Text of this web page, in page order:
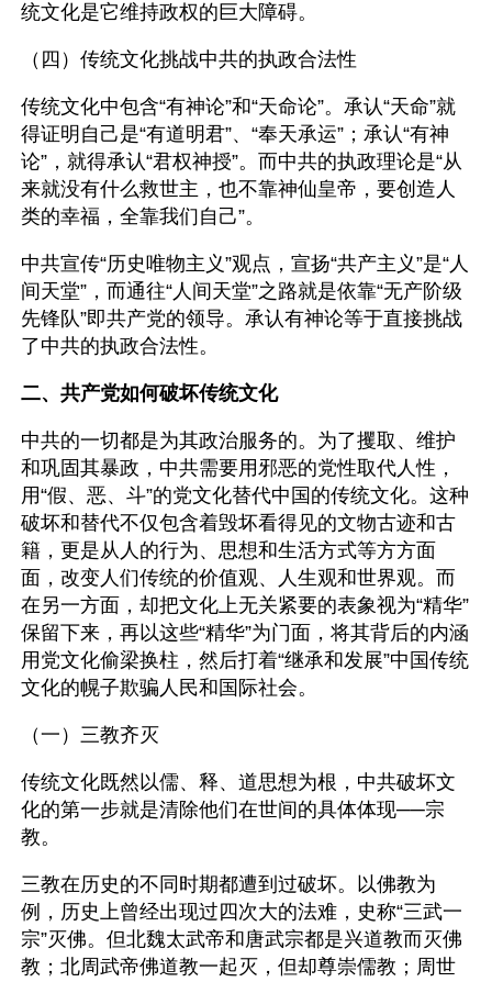
统文化是它维持政权的巨大障碍。
（四）传统文化挑战中共的执政合法性
传统文化中包含“有神论”和“天命论”。承认“天命”就
得证明自己是“有道明君”、“奉天承运”；承认“有神
论”，就得承认“君权神授”。而中共的执政理论是“从
来就没有什么救世主，也不靠神仙皇帝，要创造人
类的幸福，全靠我们自己”。
中共宣传“历史唯物主义”观点，宣扬“共产主义”是“人
间天堂”，而通往“人间天堂”之路就是依靠“无产阶级
先锋队”即共产党的领导。承认有神论等于直接挑战
了中共的执政合法性。
二、共产党如何破坏传统文化
中共的一切都是为其政治服务的。为了攫取、维护
和巩固其暴政，中共需要用邪恶的党性取代人性，
用“假、恶、斗”的党文化替代中国的传统文化。这种
破坏和替代不仅包含着毁坏看得见的文物古迹和古
籍，更是从人的行为、思想和生活方式等方方面
面，改变人们传统的价值观、人生观和世界观。而
在另一方面，却把文化上无关紧要的表象视为“精华”
保留下来，再以这些“精华”为门面，将其背后的内涵
用党文化偷梁换柱，然后打着“继承和发展”中国传统
文化的幌子欺骗人民和国际社会。
（一）三教齐灭
传统文化既然以儒、释、道思想为根，中共破坏文
化的第一步就是清除他们在世间的具体体现──宗
教。
三教在历史的不同时期都遭到过破坏。以佛教为
例，历史上曾经出现过四次大的法难，史称“三武一
宗”灭佛。但北魏太武帝和唐武宗都是兴道教而灭佛
教；北周武帝佛道教一起灭，但却尊崇儒教；周世